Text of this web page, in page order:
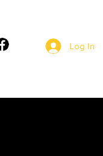
Log In